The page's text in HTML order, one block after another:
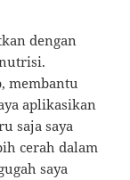
dengan
membantu
aplikasikan
saja saya
cerah dalam
saya